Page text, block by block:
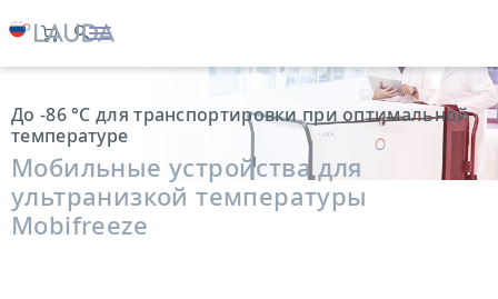
Морозильное оборудование
До -86 °C для транспортировки при оптимальной
температуре
Мобильные устройства для
ультранизкой температуры
Mobifreeze